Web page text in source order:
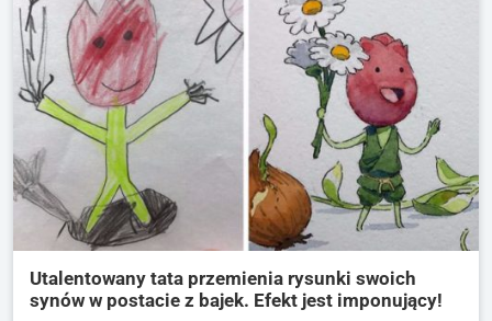
Utalentowany tata przemienia rysunki swoich
synów w postacie z bajek. Efekt jest imponujący!